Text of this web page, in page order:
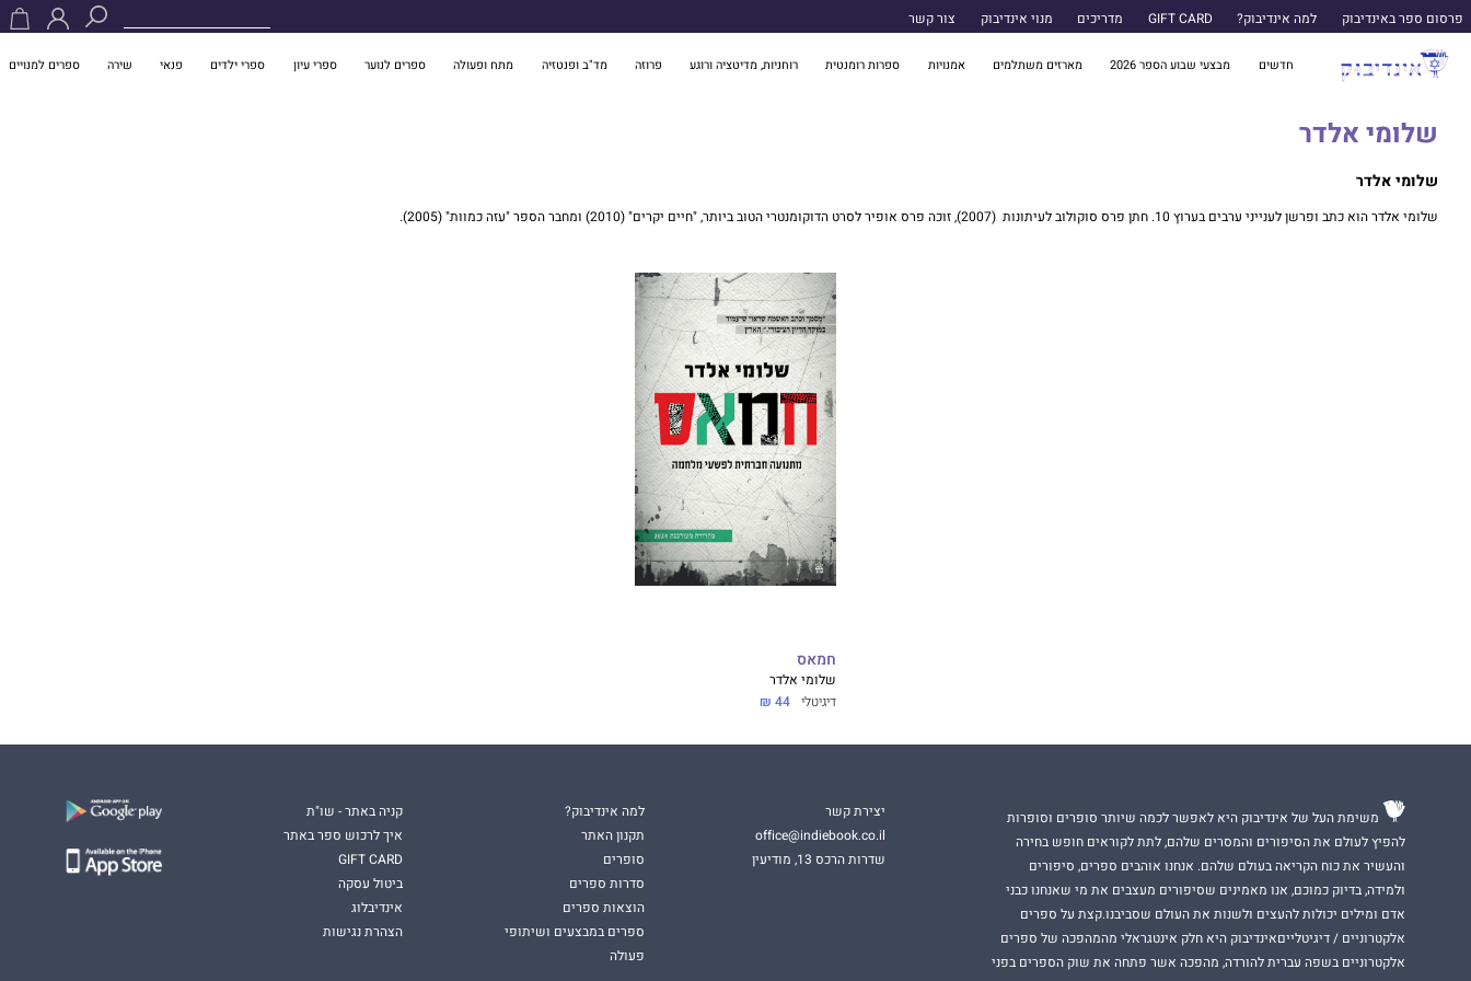
פרסום ספר באינדיבוק למה אינדיבוק? GIFT CARD מדריכים מנוי אינדיבוק צור קשר
חדשים מבצעי שבוע הספר 2026 מארזים משתלמים אמנויות ספרות רומנטית רוחניות, מדיטציה ורוגע פרוזה מד"ב ופנטזיה מתח ופעולה ספרים לנוער ספרי עיון ספרי ילדים פנאי שירה ספרים למנויים
שלומי אלדר
שלומי אלדר
שלומי אלדר הוא כתב ופרשן לענייני ערבים בערוץ 10. חתן פרס סוקולוב לעיתונות (2007), זוכה פרס אופיר לסרט הדוקומנטרי הטוב ביותר, "חיים יקרים" (2010) ומחבר הספר "עזה כמוות" (2005).
חמאס
שלומי אלדר
דיגיטלי 44 ₪
משימת העל של אינדיבוק היא לאפשר לכמה שיותר סופרים וסופרות
להפיץ לעולם את הסיפורים והמסרים שלהם, לתת לקוראים חופש בחירה
והעשיר את כוח הקריאה בעולם שלהם. אנחנו אוהבים ספרים, סיפורים
ולמידה, בדיוק כמוכם, אנו מאמינים שסיפורים מעצבים את מי שאנחנו כבני
אדם ומילים יכולות להעצים ולשנות את העולם שסביבנו.קצת על ספרים
אלקטרוניים / דיגיטלייםאינדיבוק היא חלק אינטגראלי מהמהפכה של ספרים
אלקטרוניים בשפה עברית להורדה, מהפכה אשר פתחה את שוק הספרים בפני
יצירת קשר
office@indiebook.co.il
שדרות הרכס 13, מודיעין
למה אינדיבוק?
תקנון האתר
סופרים
סדרות ספרים
הוצאות ספרים
ספרים במבצעים ושיתופי
פעולה
קניה באתר - שו"ת
איך לרכוש ספר באתר
GIFT CARD
ביטול עסקה
אינדיבלוג
הצהרת נגישות